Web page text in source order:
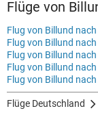
Flüge von
Flug von Billund
Flug von Billund
Flug von Billund
Flug von Billund
Flug von Billund
Flüge Deutschland